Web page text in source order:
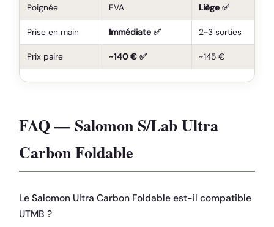
Poignée EVA Liège ✅
Prise en main Immédiate ✅ 2-3 sorties
Prix paire ~140 € ✅ ~145 €
FAQ — Salomon S/Lab Ultra
Carbon Foldable
Le Salomon Ultra Carbon Foldable est-il compatible
UTMB ?